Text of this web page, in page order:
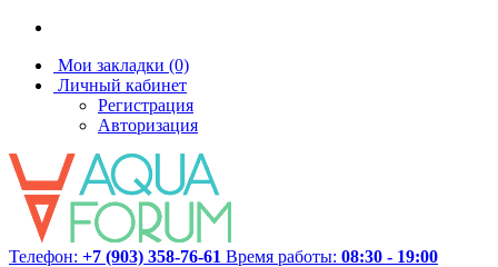
Мои закладки (0)
Личный кабинет
Регистрация
Авторизация
Телефон: +7 (903) 358-76-61 Время работы: 08:30 - 19:00